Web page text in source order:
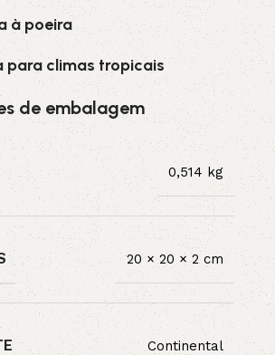
à poeira
para climas tropicais
de embalagem
0,514 kg
20 × 20 × 2 cm
Continental